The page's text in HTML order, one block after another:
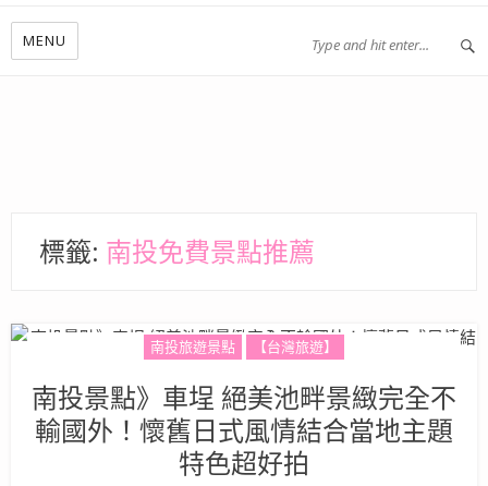
MENU
標籤: 南投免費景點推薦
南投旅遊景點 【台灣旅遊】
南投景點》車埕 絕美池畔景緻完全不
輸國外！懷舊日式風情結合當地主題
特色超好拍